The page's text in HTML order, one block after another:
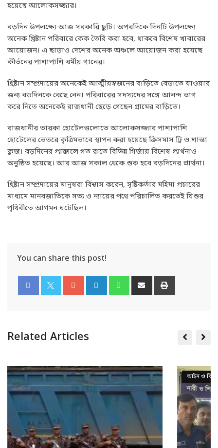
হয়েছে আলোকসজ্জার।
বড়দিন উপলক্ষ্যে আজ সরকারি ছুটি। অপরদিকে দিনটি উপলক্ষ্যে
অনেক খ্রিষ্টান পরিবারে কেক তৈরি করা হবে, থাকবে বিশেষ খাবারের
আয়োজন। এ ছাড়াও দেশের অনেক অঞ্চলে আয়োজন করা হয়েছে
কীর্তনের পাশাপাশি ধর্মীয় গানের।
খ্রিষ্টান সম্প্রদায়ের অনেকেই আত্মীয়স্বজনের বাড়িতে বেড়াতে যাওয়ার
জন্য বড়দিনকে বেছে নেন। পরিবারের সদস্যদের সঙ্গে আনন্দ ভাগ
করে নিতে অনেকেই রাজধানী ছেড়ে গেছেন গ্রামের বাড়িতে।
রাজধানীর তারকা হোটেলগুলোতে আলোকসজ্জার পাশাপাশি
হোটেলের ভেতরে কৃত্রিমভাবে স্থাপন করা হয়েছে ক্রিসমাস ট্রি ও শান্তা
ক্লজ। বড়দিনের প্রাক্কালে গত রাতে বিভিন্ন গির্জায় বিশেষ প্রার্থনাও
অনুষ্ঠিত হয়েছে। আর আজ সকাল থেকে শুরু হবে বড়দিনের প্রার্থনা।
খ্রিষ্টান সম্প্রদায়ের মানুষরা বিশ্বাস করেন, সৃষ্টিকর্তার মহিমা প্রচারের
মাধ্যমে মানবজাতিকে সত্য ও ন্যায়ের পথে পরিচালিত করতেই যিশুর
পৃথিবীতে আগমন ঘটেছিল।
You can share this post!
Related Articles
আইন ও বিচার